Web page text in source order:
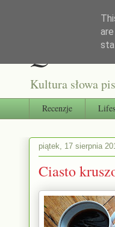
Kultura słowa
Recenzje
piątek, 17 sierpnia
Ciasto